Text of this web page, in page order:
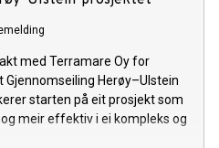
med Terramare Oy for
Herøy–Ulstein
starten på eit prosjekt som
meir effektiv i ei kompleks og